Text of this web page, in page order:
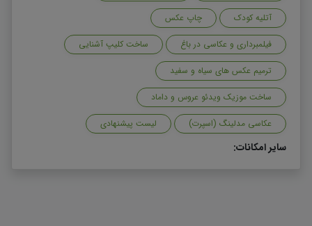
آتلیه کودک
چاپ عکس
فیلمبرداری و عکاسی در باغ
ساخت کلیپ آشنایی
ترمیم عکس های سیاه و سفید
ساخت موزیک ویدئو عروس و داماد
عکاسی مدلینگ (اسپرت)
لیست پیشنهادی
سایر امکانات: